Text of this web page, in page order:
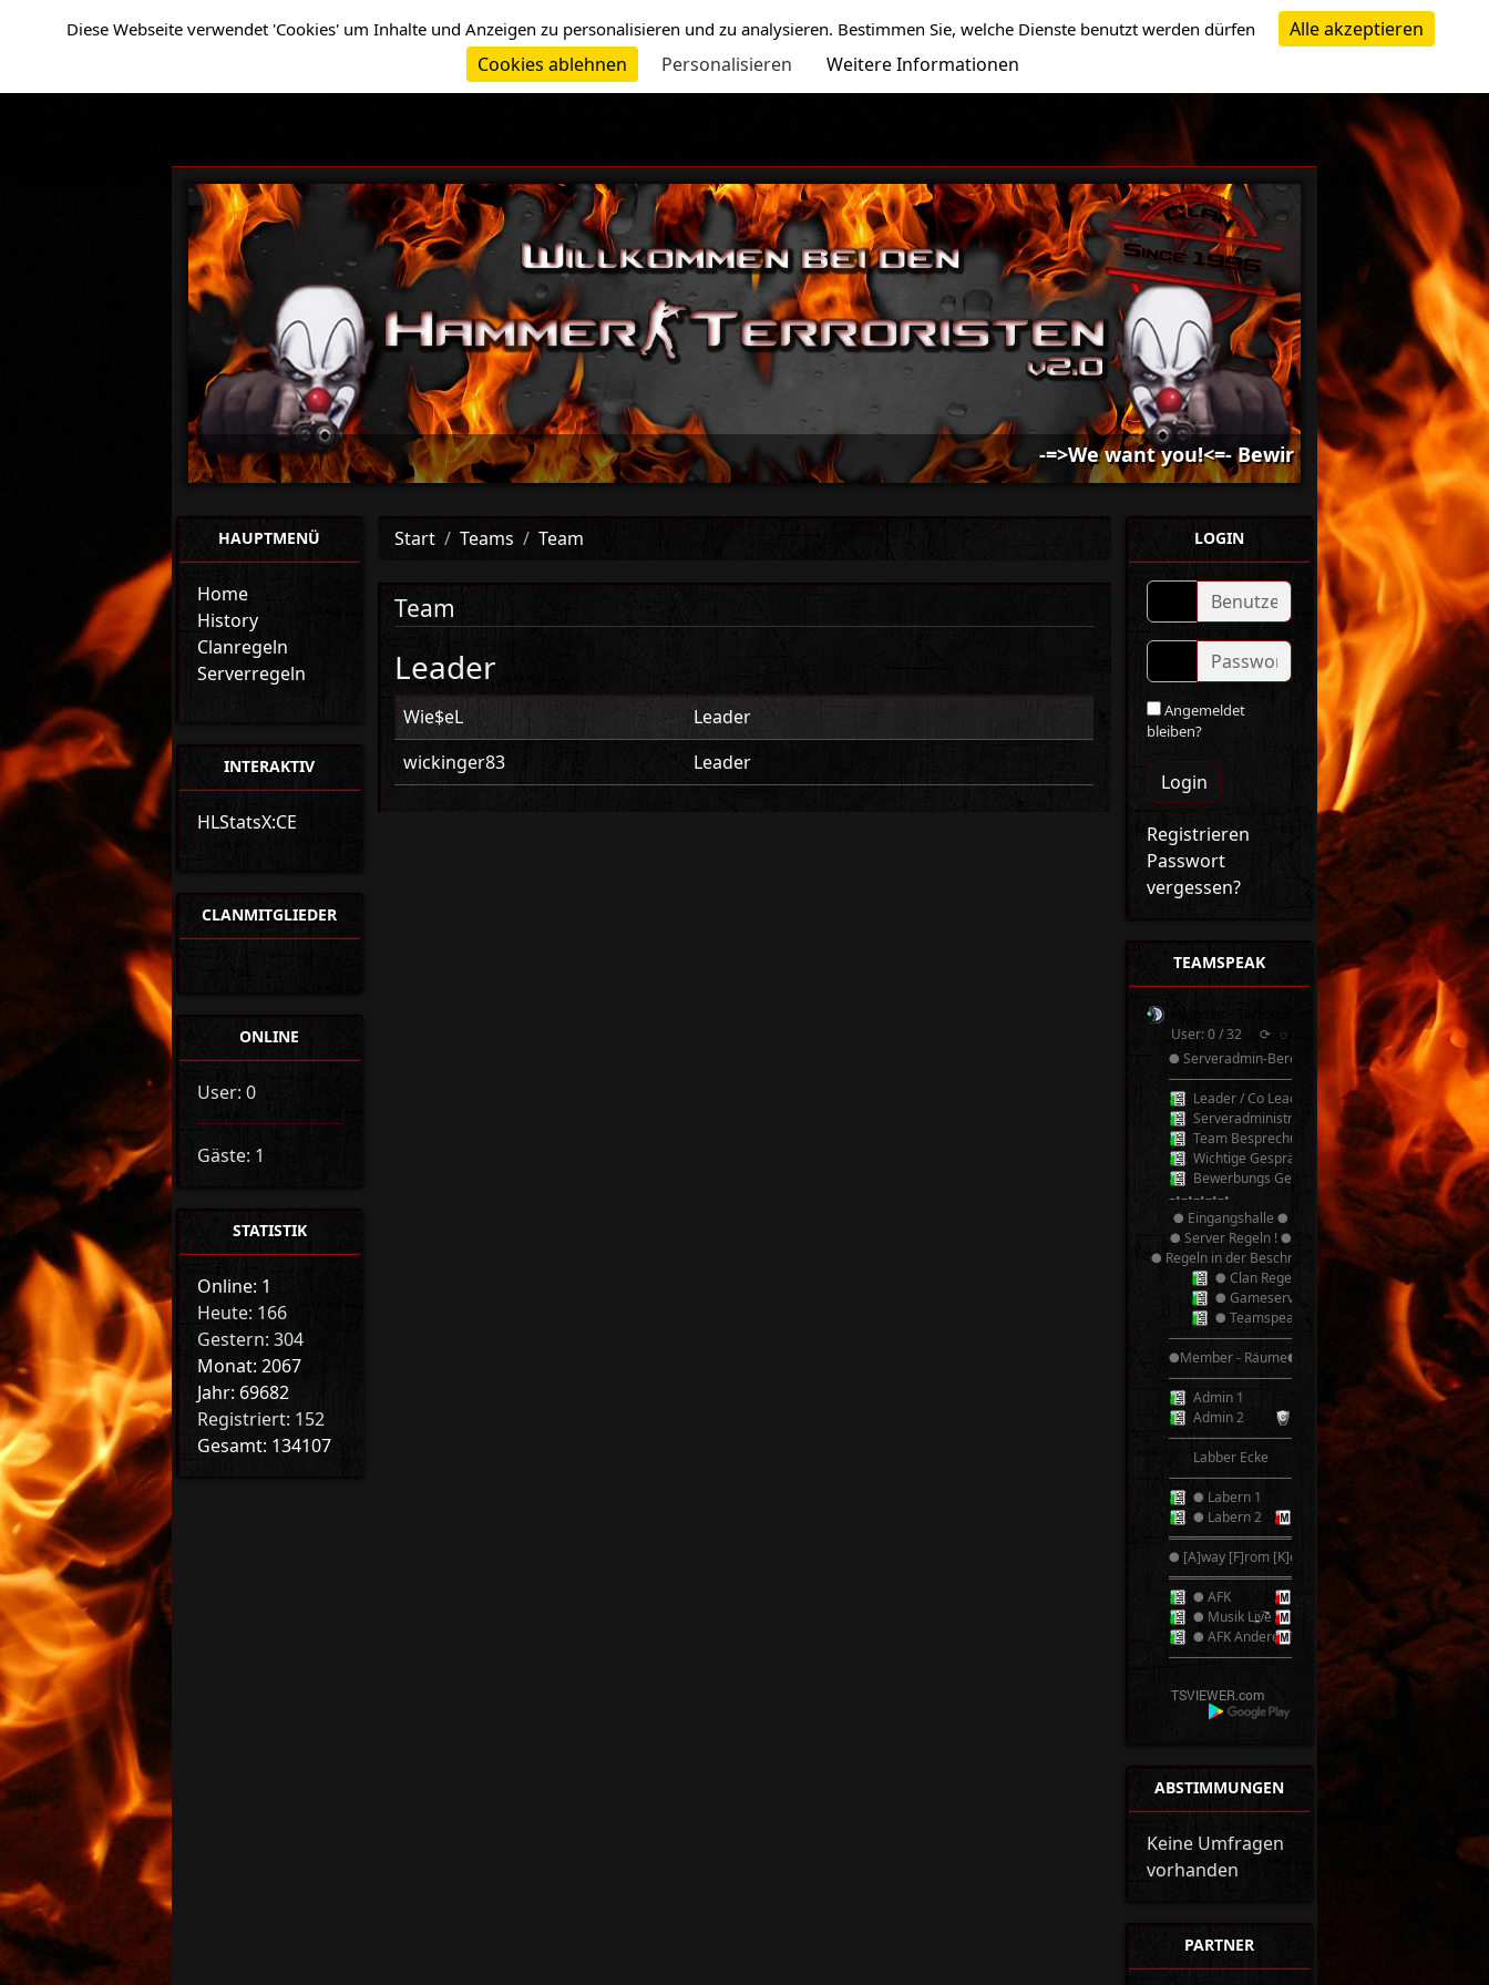
-=>We want you!<=- Bewirb dich bei uns -=>We
HAUPTMENÜ
Home
History
Clanregeln
Serverregeln
INTERAKTIV
HLStatsX:CE
CLANMITGLIEDER
ONLINE
User: 0
Gäste: 1
STATISTIK
Online: 1
Heute: 166
Gestern: 304
Monat: 2067
Jahr: 69682
Registriert: 152
Gesamt: 134107
Start Teams Team
Team
Leader
Wie$eL
Leader
wickinger83
Leader
LOGIN
Angemeldet
bleiben?
Login
Registrieren
Passwort
vergessen?
TEAMSPEAK
Hammer - Terroristen v2.0 TeamSpeak³
User: 0 / 32
⟳ ◌
● Serveradmin-Bereich ●
──────────
Leader / Co Leader
Serveradministrator
Team Besprechung
Wichtige Gespräche! Bitte nicht Stören!
Bewerbungs Gespräche
–•–•–•–•–•
● Eingangshalle ●
● Server Regeln ! ●
● Regeln in der Beschreibung ●
● Clan Regeln ●
● Gameserver Regeln ●
● Teamspeak 3 Regeln ●
──────────
●Member - Räume●
──────────
Admin 1
Admin 2
──────────
Labber Ecke
──────────
● Labern 1
● Labern 2
══════════
● [A]way [F]rom [K]eyboard ●
══════════
● AFK
● Musik Live
● AFK Anderer TS
──────────
ABSTIMMUNGEN
Keine Umfragen
vorhanden
PARTNER
Diese Webseite verwendet 'Cookies' um Inhalte und Anzeigen zu personalisieren und zu analysieren. Bestimmen Sie, welche Dienste benutzt werden dürfen
Alle akzeptieren
Cookies ablehnen
Personalisieren Weitere Informationen